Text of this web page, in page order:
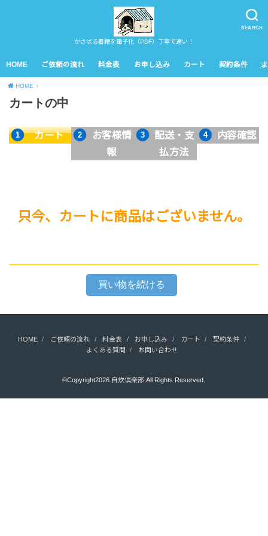
SEARCH
かさばる書籍を電子化（PDF）丁寧で速い！
HOME ご依頼の流れ 料金表 お申し込み カート 契約条件
HOME
カートの中
カート
お客様情
報
配送・支
払方法
内容確認
只今、カートに商品はございません。
HOME ご依頼の流れ 料金表 お申し込み カート
契約条件
よくある質問
お問い合わせ
©Copyright2026 自炊倶楽部 .All Rights Reserved.